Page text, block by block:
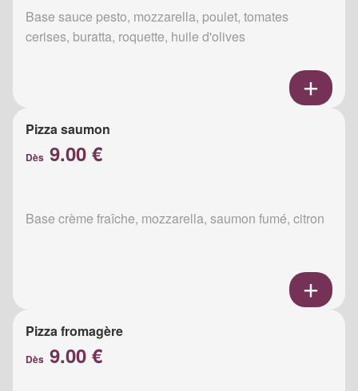
Base sauce pesto, mozzarella, poulet, tomates
cerises, buratta, roquette, huile d'olives
Pizza saumon
Dès 9.00 €
Base crème fraîche, mozzarella, saumon fumé, citron
Pizza fromagère
Dès 9.00 €